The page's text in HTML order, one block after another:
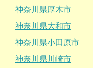
神奈川県厚木市
神奈川県大和市
神奈川県小田原市
神奈川県川崎市